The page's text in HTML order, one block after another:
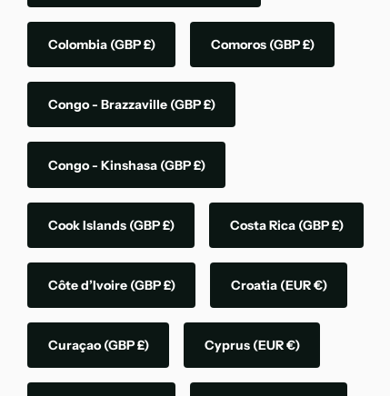
Colombia (GBP £) Comoros (GBP £)
Congo - Brazzaville (GBP £)
Congo - Kinshasa (GBP £)
Cook Islands (GBP £) Costa Rica (GBP £)
Côte d’Ivoire (GBP £) Croatia (EUR €)
Curaçao(GBP £) Cyprus (EUR €)